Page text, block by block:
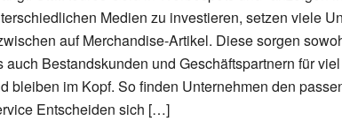
Medien zu investieren, setzen viele
auf Merchandise-Artikel. Diese sorgen
auch Bestandskunden und Geschäftspartnern für
bleiben im Kopf. So finden Unternehmen den
Entscheiden sich […]